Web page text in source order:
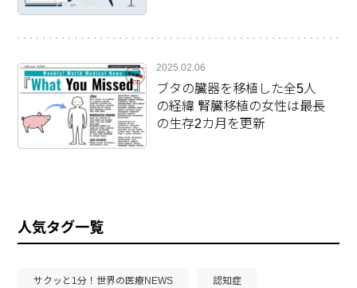
2025.02.06
ブタの臓器を移植した全5人
の経緯 腎臓移植の女性は最長
の生存2カ月を更新
人気タグ一覧
サクッと1分！世界の医療NEWS 認知症